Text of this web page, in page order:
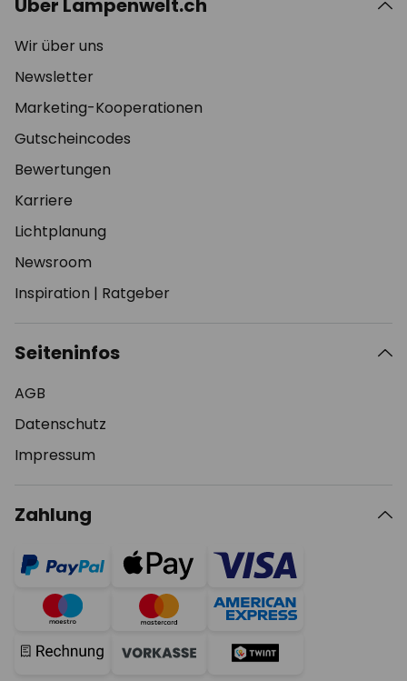
Wir über uns
Newsletter
Marketing-Kooperationen
Gutscheincodes
Bewertungen
Karriere
Lichtplanung
Newsroom
Inspiration | Ratgeber
Seiteninfos
AGB
Datenschutz
Impressum
Zahlung